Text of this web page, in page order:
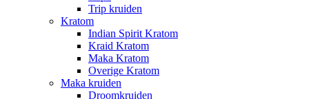
Trip kruiden
Kratom
Indian Spirit Kratom
Kraid Kratom
Maka Kratom
Overige Kratom
Maka kruiden
Droomkruiden